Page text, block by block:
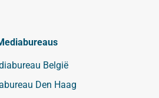
België
Den Haag